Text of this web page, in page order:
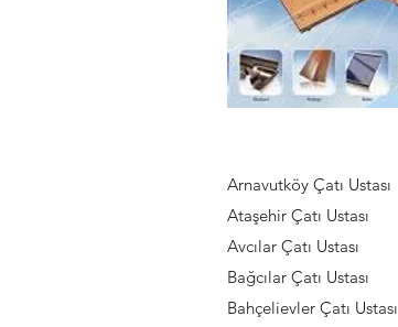
Arnavutköy Çatı Ustası
Ataşehir Çatı Ustası
Avcılar Çatı Ustası
Bağcılar Çatı Ustası
Bahçelievler Çatı Ustası